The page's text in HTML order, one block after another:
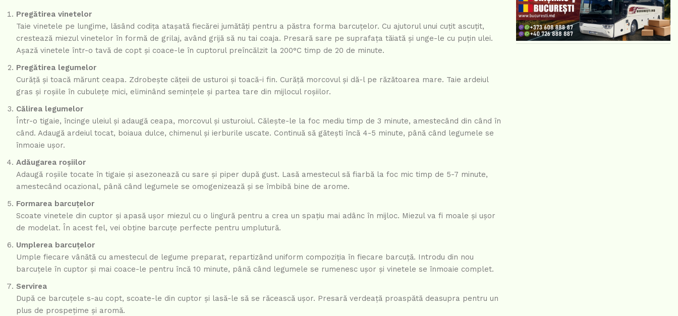
Pregătirea vinetelor
Taie vinetele pe lungime, lăsând codița atașată fiecărei jumătăți pentru a păstra forma barcuțelor. Cu ajutorul unui cuțit ascuțit,
crestează miezul vinetelor în formă de grilaj, având grijă să nu tai coaja. Presară sare pe suprafața tăiată și unge-le cu puțin ulei.
Așază vinetele într-o tavă de copt și coace-le în cuptorul preîncălzit la 200°C timp de 20 de minute.
Pregătirea legumelor
Curăță și toacă mărunt ceapa. Zdrobește cățeii de usturoi și toacă-i fin. Curăță morcovul și dă-l pe răzătoarea mare. Taie ardeiul
gras și roșiile în cubulețe mici, eliminând semințele și partea tare din mijlocul roșiilor.
Călirea legumelor
Într-o tigaie, încinge uleiul și adaugă ceapa, morcovul și usturoiul. Călește-le la foc mediu timp de 3 minute, amestecând din când în
când. Adaugă ardeiul tocat, boiaua dulce, chimenul și ierburile uscate. Continuă să gătești încă 4-5 minute, până când legumele se
înmoaie ușor.
Adăugarea roșiilor
Adaugă roșiile tocate în tigaie și asezonează cu sare și piper după gust. Lasă amestecul să fiarbă la foc mic timp de 5-7 minute,
amestecând ocazional, până când legumele se omogenizează și se îmbibă bine de arome.
Formarea barcuțelor
Scoate vinetele din cuptor și apasă ușor miezul cu o lingură pentru a crea un spațiu mai adânc în mijloc. Miezul va fi moale și ușor
de modelat. În acest fel, vei obține barcuțe perfecte pentru umplutură.
Umplerea barcuțelor
Umple fiecare vânătă cu amestecul de legume preparat, repartizând uniform compoziția în fiecare barcuță. Introdu din nou
barcuțele în cuptor și mai coace-le pentru încă 10 minute, până când legumele se rumenesc ușor și vinetele se înmoaie complet.
Servirea
După ce barcuțele s-au copt, scoate-le din cuptor și lasă-le să se răcească ușor. Presară verdeață proaspătă deasupra pentru un
plus de prospețime și aromă.